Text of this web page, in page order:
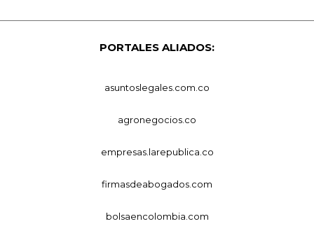
PORTALES ALIADOS:
asuntoslegales.com.co
agronegocios.co
empresas.larepublica.co
firmasdeabogados.com
bolsaencolombia.com